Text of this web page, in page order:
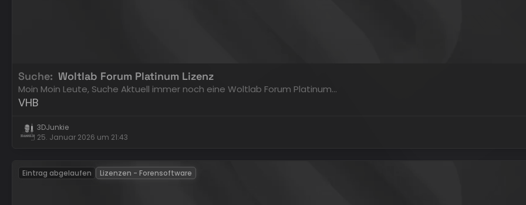
Suche Woltlab Forum Platinum Lizenz
Moin Moin Leute, Suche Aktuell immer noch eine Woltlab Forum Platinum…
VHB
3DJunkie
25. Januar 2026 um 21:43
Eintrag abgelaufen Lizenzen - Forensoftware